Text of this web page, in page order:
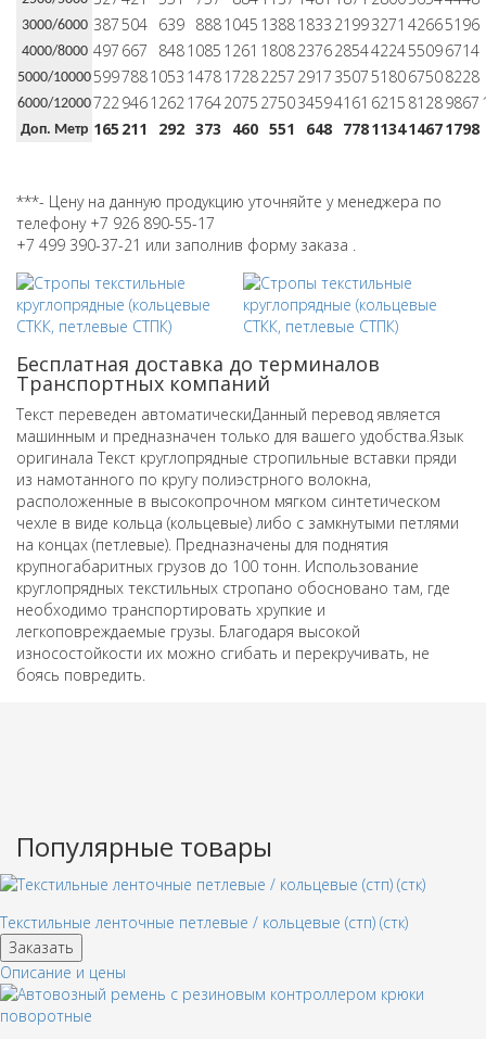
3000/6000 387504 639 8881045 13881833 21993271 42665196
4000/8000 497 667 8481085 1261 180823762854422455096714
5000/100005997881053 147817282257 2917 3507518067508228
6000/12000722946126217642075 275034594161 6215 81289867
Доп. Метр 165 211 292 373 460 551 648 778113414671798
***- Цену на данную продукцию уточняйте у менеджера по
телефону +7 926 890-55-17
+7 499 390-37-21 или заполнив форму заказа .
Бесплатная доставка до терминалов
Транспортных компаний
Текст переведен автоматическиДанный перевод является
машинным и предназначен только для вашего удобства.Язык
оригинала Текст круглопрядные стропильные вставки пряди
из намотанного по кругу полиэстрного волокна,
расположенные в высокопрочном мягком синтетическом
чехле в виде кольца (кольцевые) либо с замкнутыми петлями
на концах (петлевые). Предназначены для поднятия
крупногабаритных грузов до 100 тонн. Использование
круглопрядных текстильных стропано обосновано там, где
необходимо транспортировать хрупкие и
легкоповреждаемые грузы. Благодаря высокой
износостойкости их можно сгибать и перекручивать, не
боясь повредить.
Популярные товары
Текстильные ленточные петлевые / кольцевые (стп) (стк)
Заказать
Описание и цены